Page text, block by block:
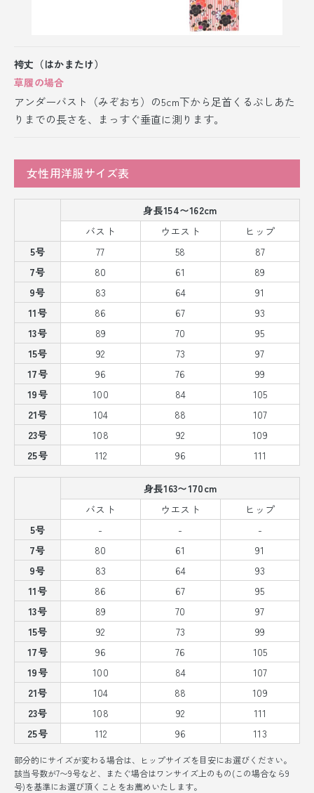
袴丈（はかまたけ）
草履の場合
アンダーバスト（みぞおち）の5cm下から足首くるぶしあた
りまでの長さを、まっすぐ垂直に測ります。
女性用洋服サイズ表
身長154〜162cm
バスト
ウエスト
ヒップ
5号
77 58
87
7号
80 61
89
9号
83 64
91
11号
86 67
93
13号
89 70
95
15号
92 73
97
17号
96 76
99
19号
100 84
105
21号
104 88
107
23号
108 92
109
25号
112 96 111
身長163〜170cm
バスト
ウエスト
ヒップ
5号
- -
-
7号
80 61
91
9号
83 64
93
11号
86 67
95
13号
89 70
97
15号
92 73
99
17号
96 76
105
19号
100 84
107
21号
104 88
109
23号
108 92
111
25号
112 96 113
部分的にサイズが変わる場合は、ヒップサイズを目安にお選びください。
該当号数が7〜9号など、またぐ場合はワンサイズ上のもの(この場合なら9
号)を基準にお選び頂くことをお薦めいたします。